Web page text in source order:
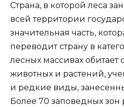
Страна, в которой леса
всей территории
значительная часть,
переводит страну в
лесных массивах обитает
животных и растений,
и редкие виды,
Более 70 заповедных зон